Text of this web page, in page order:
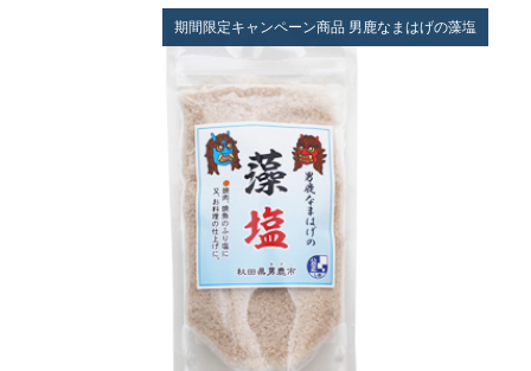
期間限定キャンペーン商品 男鹿なまはげの藻塩